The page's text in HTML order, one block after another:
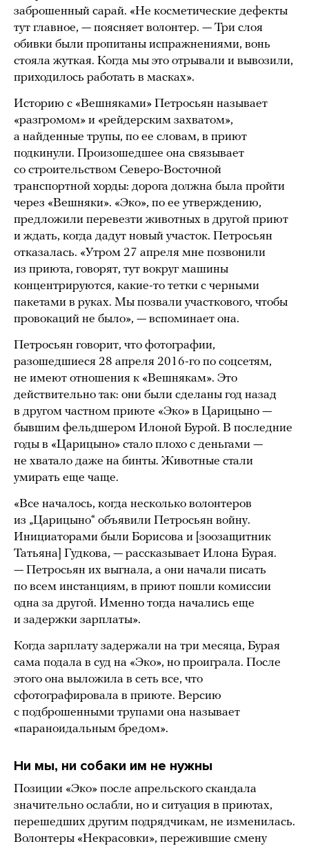
заброшенный сарай. «Не косметические дефекты
тут главное, — поясняет волонтер. — Три слоя
обивки были пропитаны испражнениями, вонь
стояла жуткая. Когда мы это отрывали и вывозили,
приходилось работать в масках».
Историю с «Вешняками» Петросьян называет
«разгромом» и «рейдерским захватом»,
а найденные трупы, по ее словам, в приют
подкинули. Произошедшее она связывает
со строительством Северо-Восточной
транспортной хорды: дорога должна была пройти
через «Вешняки». «Эко», по ее утверждению,
предложили перевезти животных в другой приют
и ждать, когда дадут новый участок. Петросьян
отказалась. «Утром 27 апреля мне позвонили
из приюта, говорят, тут вокруг машины
концентрируются, какие-то тетки с черными
пакетами в руках. Мы позвали участкового, чтобы
провокаций не было», — вспоминает она.
Петросьян говорит, что фотографии,
разошедшиеся 28 апреля 2016-го по соцсетям,
не имеют отношения к «Вешнякам». Это
действительно так: они были сделаны год назад
в другом частном приюте «Эко» в Царицыно —
бывшим фельдшером Илоной Бурой. В последние
годы в «Царицыно» стало плохо с деньгами —
не хватало даже на бинты. Животные стали
умирать еще чаще.
«Все началось, когда несколько волонтеров
из „Царицыно“ объявили Петросьян войну.
Инициаторами были Борисова и [зоозащитник
Татьяна] Гудкова, — рассказывает Илона Бурая.
— Петросьян их выгнала, а они начали писать
по всем инстанциям, в приют пошли комиссии
одна за другой. Именно тогда начались еще
и задержки зарплаты».
Когда зарплату задержали на три месяца, Бурая
сама подала в суд на «Эко», но проиграла. После
этого она выложила в сеть все, что
сфотографировала в приюте. Версию
с подброшенными трупами она называет
«параноидальным бредом».
Ни мы, ни собаки им не нужны
Позиции «Эко» после апрельского скандала
значительно ослабли, но и ситуация в приютах,
перешедших другим подрядчикам, не изменилась.
Волонтеры «Некрасовки», пережившие смену